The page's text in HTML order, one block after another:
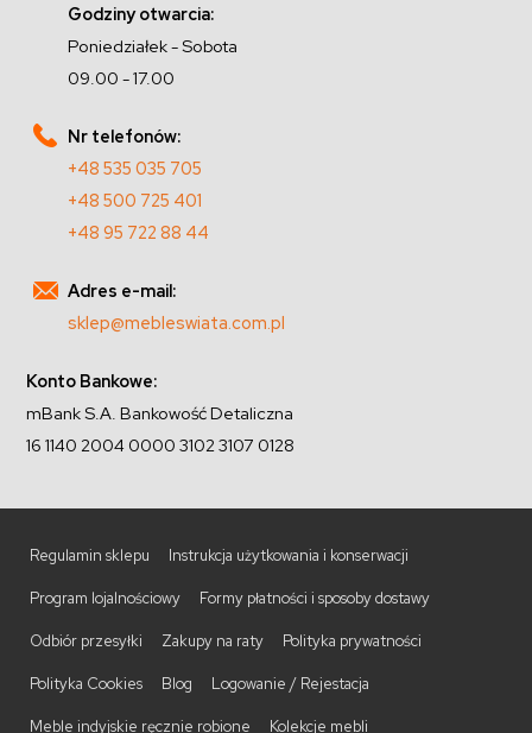
Godziny otwarcia:
Poniedziałek - Sobota
09.00 - 17.00
Nr telefonów:
+48 535 035 705
+48 500 725 401
+48 95 722 88 44
Adres e-mail:
sklep@mebleswiata.com.pl
Konto Bankowe:
mBank S.A. Bankowość Detaliczna
16 1140 2004 0000 3102 3107 0128
Regulamin sklepu Instrukcja użytkowania i konserwacji
Program lojalnościowy Formy płatności i sposoby dostawy
Odbiór przesyłki Zakupy na raty Polityka prywatności
Polityka Cookies Blog Logowanie / Rejestacja
Meble indyjskie ręcznie robione Kolekcje mebli